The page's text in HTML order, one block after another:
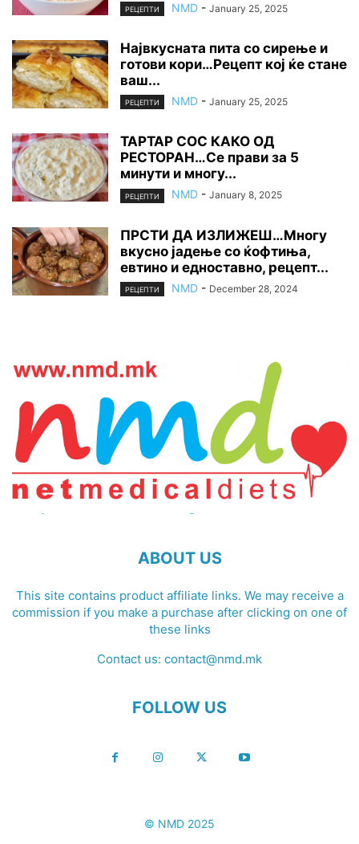
РЕЦЕПТИ NMD - January 25, 2025
Највкусната пита со сирење и
готови кори…Рецепт кој ќе стане
ваш...
РЕЦЕПТИ NMD - January 25, 2025
ТАРТАР СОС КАКО ОД
РЕСТОРАН…Се прави за 5
минути и многу...
РЕЦЕПТИ NMD - January 8, 2025
ПРСТИ ДА ИЗЛИЖЕШ…Многу
вкусно јадење со ќофтиња,
евтино и едноставно, рецепт...
РЕЦЕПТИ NMD - December 28, 2024
ABOUT US
This site contains product affiliate links. We may receive a
commission if you make a purchase after clicking on one of
these links
Contact us: contact@nmd.mk
FOLLOW US
© NMD 2025